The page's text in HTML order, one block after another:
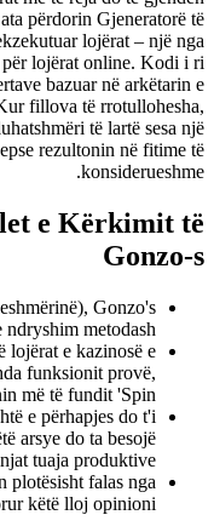
përdorin Gjeneratorë të
lojërat – një nga
për lojërat online. Kodi i ri
bazuar në arkëtarin e
fillova të rrotullohesha,
të lartë sesa një
rezultonin në fitime të
konsiderueshme.
e Kërkimit të
Gonzo-s
Gonzo's
metodash.
lojërat e kazinosë e
funksionit provë,
më të fundit 'Spin'.
e përhapjes do t'i
arsye do ta besojë
tuaja produktive.
plotësisht falas nga
këtë lloj opinioni.